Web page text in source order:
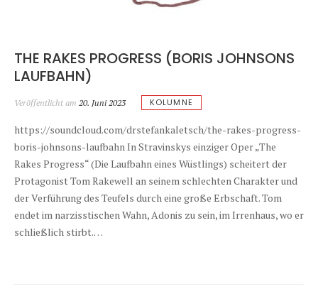
THE RAKES PROGRESS (BORIS JOHNSONS
LAUFBAHN)
Veröffentlicht am 20. Juni 2023 KOLUMNE
https://soundcloud.com/drstefankaletsch/the-rakes-progress-
boris-johnsons-laufbahn In Stravinskys einziger Oper „The
Rakes Progress“ (Die Laufbahn eines Wüstlings) scheitert der
Protagonist Tom Rakewell an seinem schlechten Charakter und
der Verführung des Teufels durch eine große Erbschaft. Tom
endet im narzisstischen Wahn, Adonis zu sein, im Irrenhaus, wo er
schließlich stirbt.…